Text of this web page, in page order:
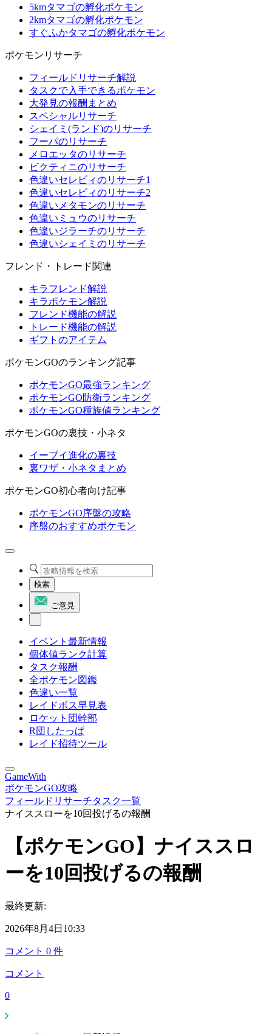
5kmタマゴの孵化ポケモン
2kmタマゴの孵化ポケモン
すぐふかタマゴの孵化ポケモン
ポケモンリサーチ
フィールドリサーチ解説
タスクで入手できるポケモン
大発見の報酬まとめ
スペシャルリサーチ
シェイミ(ランド)のリサーチ
フーパのリサーチ
メロエッタのリサーチ
ビクティニのリサーチ
色違いセレビィのリサーチ1
色違いセレビィのリサーチ2
色違いメタモンのリサーチ
色違いミュウのリサーチ
色違いジラーチのリサーチ
色違いシェイミのリサーチ
フレンド・トレード関連
キラフレンド解説
キラポケモン解説
フレンド機能の解説
トレード機能の解説
ギフトのアイテム
ポケモンGOのランキング記事
ポケモンGO最強ランキング
ポケモンGO防衛ランキング
ポケモンGO種族値ランキング
ポケモンGOの裏技・小ネタ
イーブイ進化の裏技
裏ワザ・小ネタまとめ
ポケモンGO初心者向け記事
ポケモンGO序盤の攻略
序盤のおすすめポケモン
検索
ご意見
イベント最新情報
個体値ランク計算
タスク報酬
全ポケモン図鑑
色違い一覧
レイドボス早見表
ロケット団幹部
R団したっぱ
レイド招待ツール
GameWith
ポケモンGO攻略
フィールドリサーチタスク一覧
ナイススローを10回投げるの報酬
【ポケモンGO】ナイススロ
ーを10回投げるの報酬
最終更新:
2026年8月4日10:33
コメント 0 件
コメント
0